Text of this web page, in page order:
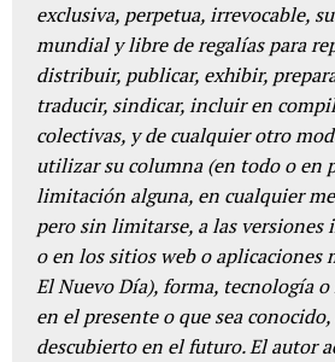
exclusiva, perpetua, irrevocable,
mundial y libre de regalías para
distribuir, publicar, exhibir,
traducir, sindicar, incluir en
colectivas, y de cualquier otro
utilizar su columna (en todo o en
limitación alguna, en cualquier
pero sin limitarse, a las versiones
o en los sitios web o aplicaciones
El Nuevo Día), forma, tecnología
en el presente o que sea
descubierto en el futuro. El autor